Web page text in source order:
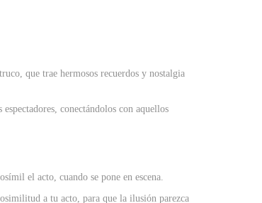
que trae hermosos recuerdos y nostalgia
conectándolos con aquellos
el acto, cuando se pone en escena.
a tu acto, para que la ilusión parezca